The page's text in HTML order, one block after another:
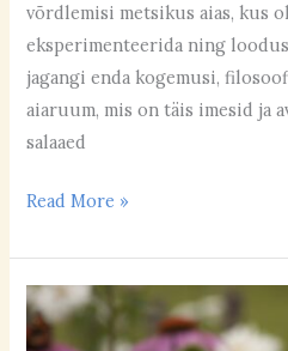
võrdlemisi metsikus aias, kus
eksperimenteerida ning
jagangi enda kogemusi,
aiaruum, mis on täis imesid ja
salaaed
Read More »
Kuidas
mina